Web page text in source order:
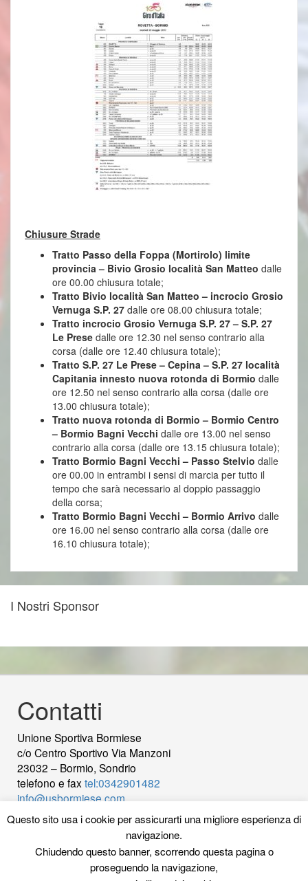
Chiusure Strade
Tratto Passo della Foppa (Mortirolo) limite
provincia – Bivio Grosio località San Matteo dalle
ore 00.00 chiusura totale;
Tratto Bivio località San Matteo – incrocio Grosio
Vernuga S.P. 27 dalle ore 08.00 chiusura totale;
Tratto incrocio Grosio Vernuga S.P. 27 – S.P. 27
Le Prese dalle ore 12.30 nel senso contrario alla
corsa (dalle ore 12.40 chiusura totale);
Tratto S.P. 27 Le Prese – Cepina – S.P. 27 località
Capitania innesto nuova rotonda di Bormio dalle
ore 12.50 nel senso contrario alla corsa (dalle ore
13.00 chiusura totale);
Tratto nuova rotonda di Bormio – Bormio Centro
– Bormio Bagni Vecchi dalle ore 13.00 nel senso
contrario alla corsa (dalle ore 13.15 chiusura totale);
Tratto Bormio Bagni Vecchi – Passo Stelvio dalle
ore 00.00 in entrambi i sensi di marcia per tutto il
tempo che sarà necessario al doppio passaggio
della corsa;
Tratto Bormio Bagni Vecchi – Bormio Arrivo dalle
ore 16.00 nel senso contrario alla corsa (dalle ore
16.10 chiusura totale);
I Nostri Sponsor
Contatti
Unione Sportiva Bormiese
c/o Centro Sportivo Via Manzoni
23032 – Bormio, Sondrio
telefono e fax tel:0342901482
info@usbormiese.com
P.Iva 00422230144 - C.Fiscale 92000820149
decking Cek Pajak Online Samsat BantenJasa
Questo sito usa i cookie per assicurarti una migliore esperienza di
navigazione.
Chiudendo questo banner, scorrendo questa pagina o
proseguendo la navigazione,